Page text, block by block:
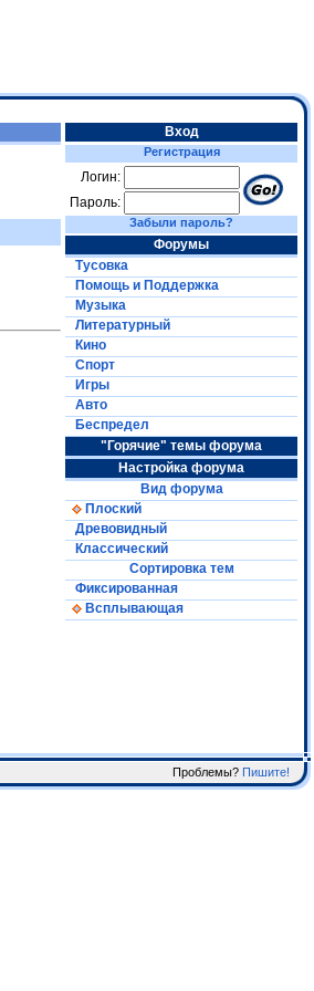
Вход
Регистрация
Логин:
Пароль:
Забыли пароль?
Форумы
Тусовка
Помощь и Поддержка
Музыка
Литературный
Кино
Спорт
Игры
Авто
Беспредел
"Горячие" темы форума
Настройка форума
Вид форума
Плоский
Древовидный
Классический
Сортировка тем
Фиксированная
Всплывающая
Проблемы? Пишите!